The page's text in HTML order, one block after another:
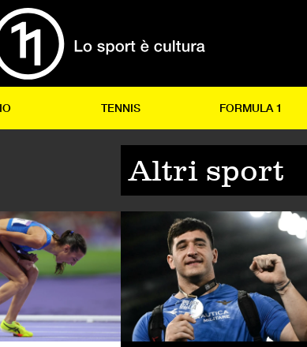
TENNIS FORMULA 1
Altri sport
ALTRI SPORT